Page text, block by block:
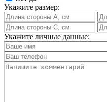
Укажите размер:
Укажите личные данные: